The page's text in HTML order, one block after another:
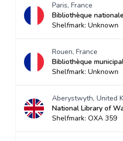
Paris, France
Bibliothèque
Shelfmark: Unknown
Rouen, France
Bibliothèque
Shelfmark: Unknown
Aberystwyth, United
National Library of
Shelfmark: OXA 359